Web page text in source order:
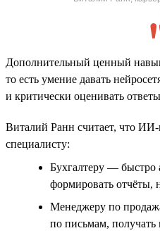
Дополнительный ценный
то есть умение давать
и критически оценивать
Виталий Ранн считает, что
специалисту:
Бухгалтеру — быстро
формировать отчёты,
Менеджеру по
по письмам,